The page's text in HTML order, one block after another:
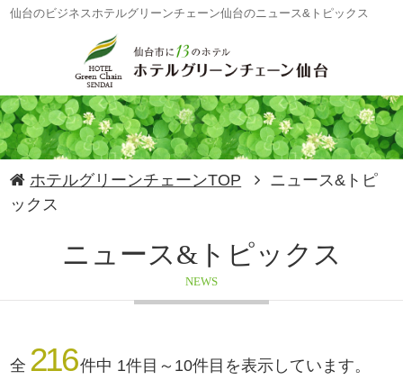
仙台のビジネスホテルグリーンチェーン仙台のニュース&トピックス
ホテルグリーンチェーンTOP
ニュース&トピ
ックス
ニュース&トピックス
NEWS
全 216 件中 1件目～10件目を表示しています。